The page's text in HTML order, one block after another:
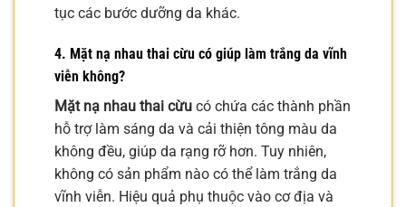
tục các bước dưỡng da khác.
4. Mặt nạ nhau thai cừu có giúp làm trắng da vĩnh
viễn không?
Mặt nạ nhau thai cừu có chứa các thành phần
hỗ trợ làm sáng da và cải thiện tông màu da
không đều, giúp da rạng rỡ hơn. Tuy nhiên,
không có sản phẩm nào có thể làm trắng da
vĩnh viễn. Hiệu quả phụ thuộc vào cơ địa và